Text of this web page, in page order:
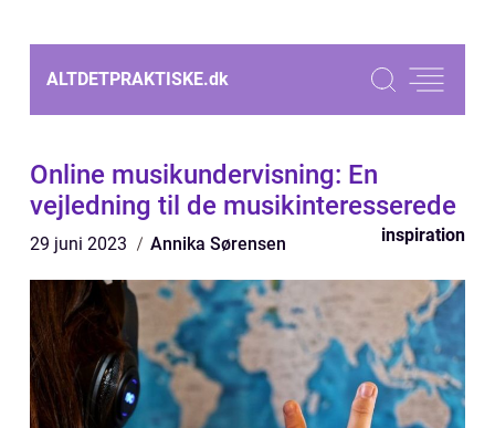
ALTDETPRAKTISKE.dk
Online musikundervisning: En
vejledning til de musikinteresserede
29 juni 2023 Annika Sørensen inspiration